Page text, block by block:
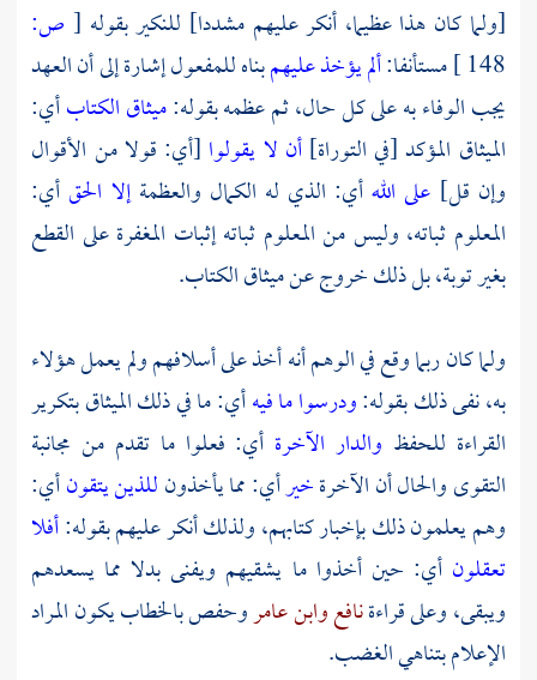
[ولما كان هذا عظيما، أنكر عليهم مشددا] للنكير بقوله [ ص:
148 ] مستأنفا:ألم يؤخذ عليهمبناه للمفعول إشارة إلى أن العهد
يجب الوفاء به على كل حال، ثم عظمه بقوله:ميثاق الكتابأي:
الميثاق المؤكد [في التوراة]أن لا يقولوا [أي: قولا من الأقوال
وإن قل] على اللهأي: الذي له الكمال والعظمةإلا الحقأي:
المعلوم ثباته، وليس من المعلوم ثباته إثبات المغفرة على القطع
بغير توبة، بل ذلك خروج عن ميثاق الكتاب.
ولما كان ربما وقع في الوهم أنه أخذ على أسلافهم ولم يعمل هؤلاء
به، نفى ذلك بقوله:ودرسوا ما فيهأي: ما في ذلك الميثاق بتكرير
القراءة للحفظ والدار الآخرة أي: فعلوا ما تقدم من مجانبة
التقوى والحال أن الآخرةخيرأي: مما يأخذونللذين يتقونأي:
وهم يعلمون ذلك بإخبار كتابهم، ولذلك أنكر عليهم بقوله:أفلا
تعقلونأي: حين أخذوا ما يشقيهم ويفنى بدلا مما يسعدهم
ويبقى، وعلى قراءةنافعوابن عامروحفصبالخطاب يكون المراد
الإعلام بتناهي الغضب.